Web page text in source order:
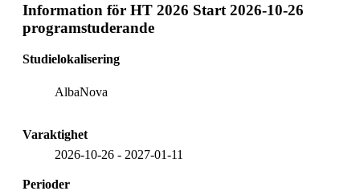
Information för HT 2026 Start 2026-10-26
programstuderande
Studielokalisering
AlbaNova
Varaktighet
2026-10-26 - 2027-01-11
Perioder